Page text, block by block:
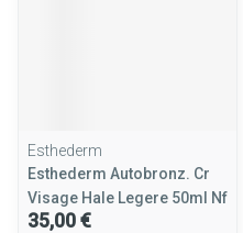
Esthederm
Esthederm Autobronz. Cr
Visage Hale Legere 50ml Nf
35,00 €